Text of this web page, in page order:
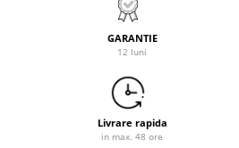
GARANTIE
12 luni
Livrare rapida
in max. 48 ore